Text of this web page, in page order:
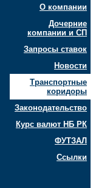
О компании
Дочерние
компании и СП
Запросы ставок
Новости
Транспортные
коридоры
Законодательство
Курс валют НБ РК
ФУТЗАЛ
Ссылки